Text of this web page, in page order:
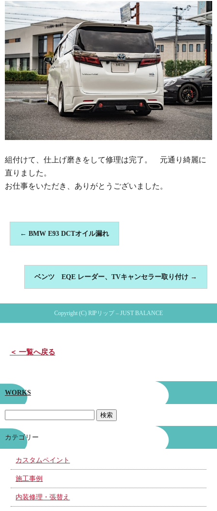
組付けて、仕上げ磨きをして修理は完了。 元通り綺麗に
直りました。
お仕事をいただき、ありがとうございました。
← BMW E93 DCTオイル漏れ
ベンツ EQE レーダー、TVキャンセラー取り付け →
Copyright (C) RIPリップ – JUST BALANCE
＜ 一覧へ戻る
WORKS
カテゴリー
カスタムペイント
施工事例
内装修理・張替え